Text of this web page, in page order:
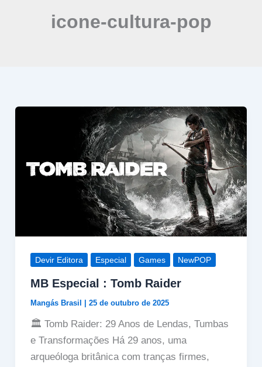
icone-cultura-pop
Devir Editora Especial Games NewPOP
MB Especial : Tomb Raider
Mangás Brasil 25 de outubro de 2025
🏛️ Tomb Raider: 29 Anos de Lendas, Tumbas
e Transformações Há 29 anos, uma
arqueóloga britânica com tranças firmes,